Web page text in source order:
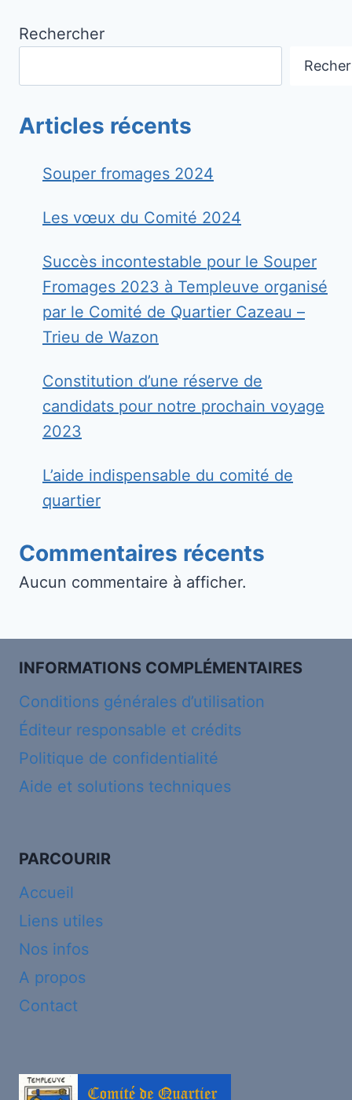
2023
Rechercher
Articles récents
Souper fromages 2024
Les vœux du Comité 2024
Succès incontestable pour le Souper
Fromages 2023 à Templeuve organisé
par le Comité de Quartier Cazeau –
Trieu de Wazon
Constitution d’une réserve de
candidats pour notre prochain voyage
2023
L’aide indispensable du comité de
quartier
Commentaires récents
Aucun commentaire à afficher.
INFORMATIONS COMPLÉMENTAIRES
Conditions générales d’utilisation
Éditeur responsable et crédits
Politique de confidentialité
Aide et solutions techniques
PARCOURIR
Accueil
Liens utiles
Nos infos
A propos
Contact